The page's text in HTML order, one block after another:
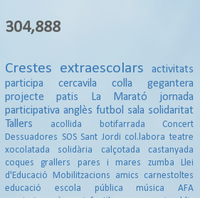
304,888
Crestes extraescolars
activitats
participa
cercavila
colla gegantera
projecte patis
La Marató
jornada
participativa anglès futbol sala solidaritat
Tallers
acollida botifarrada
Concert
Dessuadores SOS Sant Jordi col.labora teatre
xocolatada solidària
calçotada
castanyada
coques
grallers pares i mares zumba
Llei
d'Educació
Mobilitzacions amics
carnestoltes
educació
escola pública música
AFA